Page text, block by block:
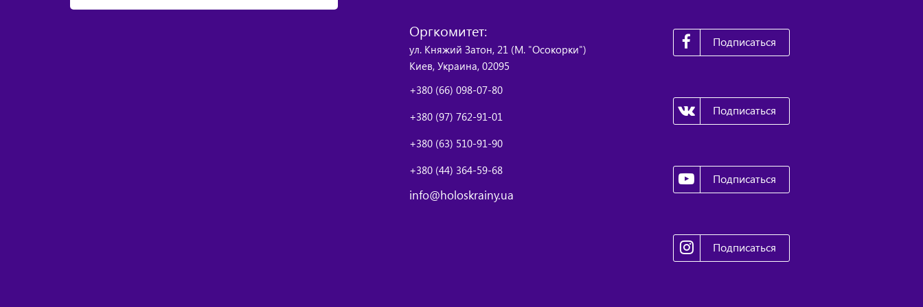
Оргкомитет:
ул. Княжий Затон, 21 (М. "Осокорки")
Киев, Украина, 02095
+380 (66) 098-07-80
+380 (97) 762-91-01
+380 (63) 510-91-90
+380 (44) 364-59-68
info@holoskrainy.ua
Подписаться
Подписаться
Подписаться
Подписаться